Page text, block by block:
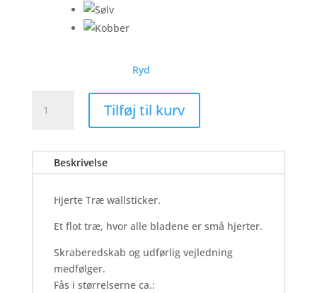
Ryd
Træ
antal
Tilføj til kurv
Beskrivelse
Hjerte Træ wallsticker.
Et flot træ, hvor alle bladene er små hjerter.
Skraberedskab og udførlig vejledning
medfølger.
Fås i størrelserne ca.: